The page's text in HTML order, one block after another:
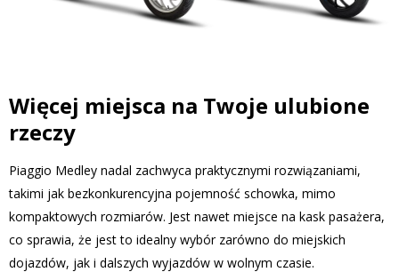
Więcej miejsca na Twoje ulubione
rzeczy
Piaggio Medley nadal zachwyca praktycznymi rozwiązaniami,
takimi jak bezkonkurencyjna pojemność schowka, mimo
kompaktowych rozmiarów. Jest nawet miejsce na kask pasażera,
co sprawia, że jest to idealny wybór zarówno do miejskich
dojazdów, jak i dalszych wyjazdów w wolnym czasie.